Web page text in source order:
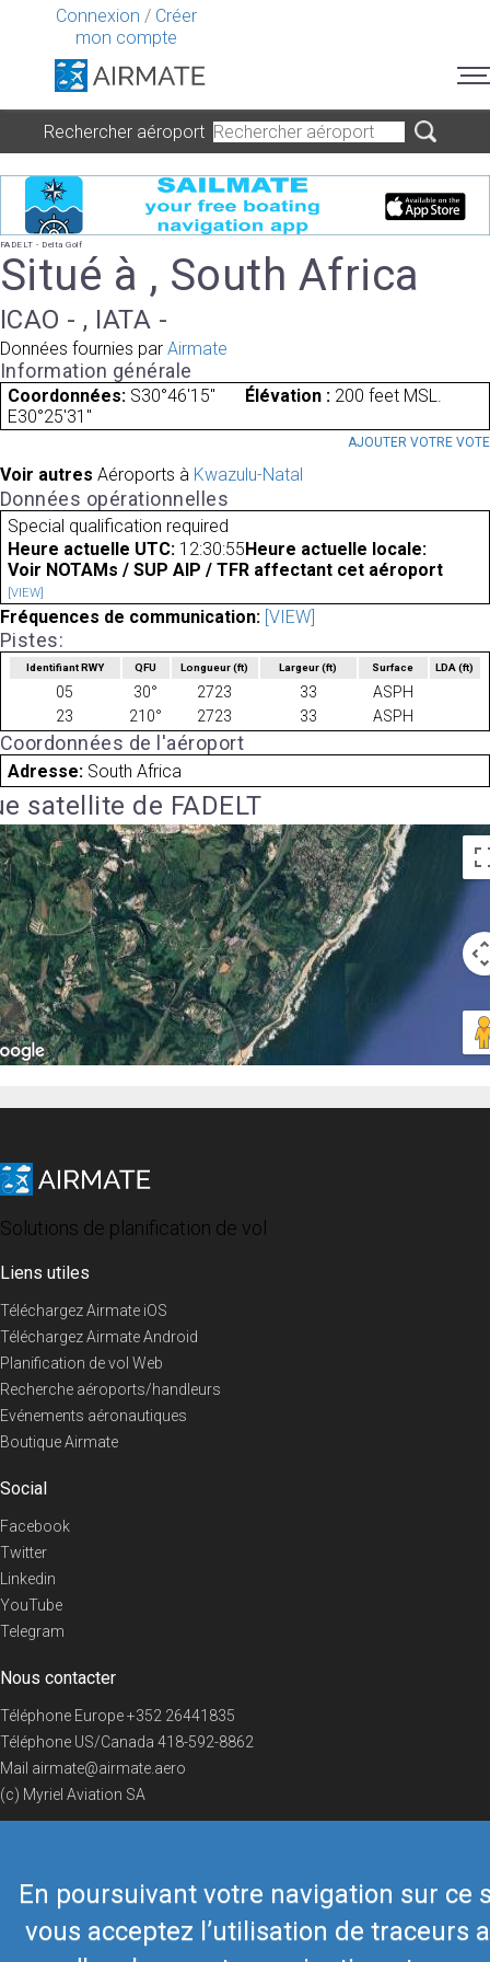
Connexion / Créer
mon compte
En poursuivant votre navigation sur ce
vous acceptez l’utilisation de traceurs
Rechercher aéroport
FADELT - Delta Golf
Situé à , South Africa
ICAO - , IATA -
Données fournies par Airmate
Information générale
Coordonnées: S30°46'15"
E30°25'31"
Élévation : 200 feet MSL.
AJOUTER VOTRE VOTE
Voir autres Aéroports à Kwazulu-Natal
Données opérationnelles
Special qualification required
Heure actuelle UTC: 12:30:55 Heure actuelle locale:
Voir NOTAMs / SUP AIP / TFR affectant cet aéroport
[VIEW]
Fréquences de communication: [VIEW]
Pistes:
Identifiant RWY QFU Longueur(ft) Largeur(ft) Surface LDA(ft)
05 30° 2723 33
ASPH
23
210° 2723 33 ASPH
Coordonnées de l'aéroport
Adresse: South Africa
satellite de FADELT
Solutions de planification de vol
Liens utiles
Téléchargez Airmate iOS
Téléchargez Airmate Android
Planification de vol Web
Recherche aéroports/handleurs
Evénements aéronautiques
Boutique Airmate
Social
Facebook
Twitter
Linkedin
YouTube
Telegram
Nous contacter
Téléphone Europe+352 26441835
Téléphone US/Canada 418-592-8862
Mail airmate@airmate.aero
(c) Myriel Aviation SA
© 2019 Airmate - Conditions d'utilisation - Vie privée Back to top